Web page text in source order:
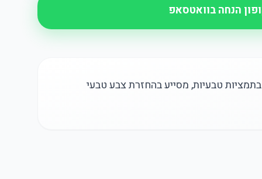
הנחה בוואטסאפ
טבעיות, מסייע בהחזרת צבע טבעי